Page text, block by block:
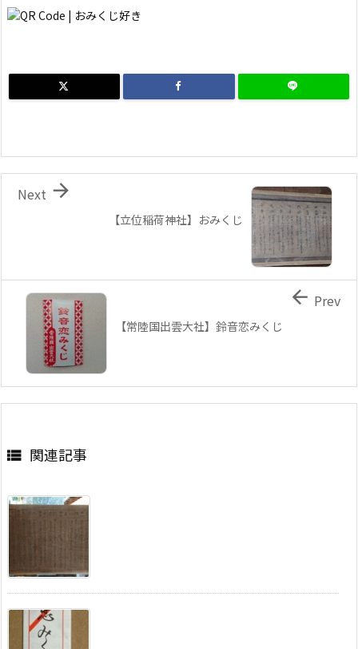
【立位稲荷神社】おみくじ

Next
【常陸国出雲大社】鈴音恋みくじ
 Prev
 関連記事